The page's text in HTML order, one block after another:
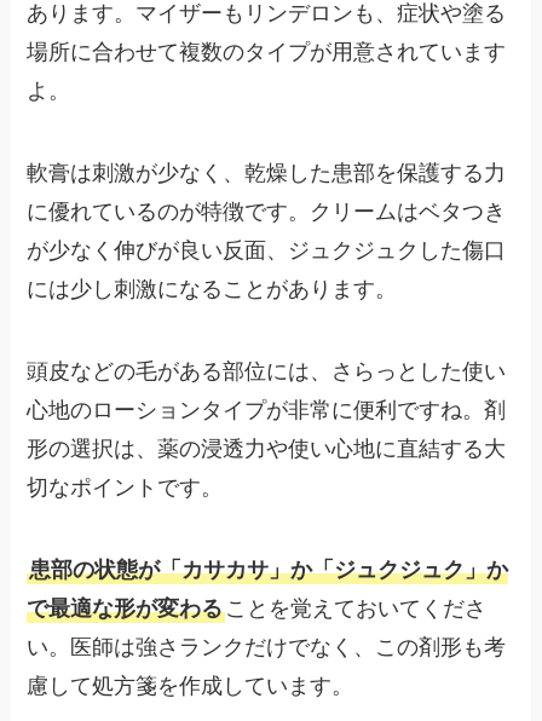
あります。マイザーもリンデロンも、症状や塗る
場所に合わせて複数のタイプが用意されています
よ。
軟膏は刺激が少なく、乾燥した患部を保護する力
に優れているのが特徴です。クリームはベタつき
が少なく伸びが良い反面、ジュクジュクした傷口
には少し刺激になることがあります。
頭皮などの毛がある部位には、さらっとした使い
心地のローションタイプが非常に便利ですね。剤
形の選択は、薬の浸透力や使い心地に直結する大
切なポイントです。
患部の状態が「カサカサ」か「ジュクジュク」か
で最適な形が変わることを覚えておいてくださ
い。医師は強さランクだけでなく、この剤形も考
慮して処方箋を作成しています。